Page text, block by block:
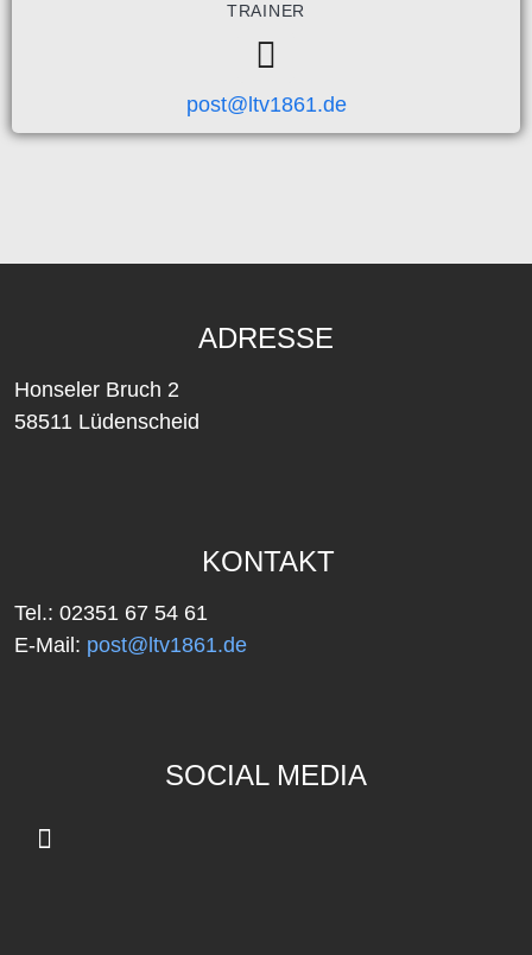
TRAINER
post@ltv1861.de
ADRESSE
Honseler Bruch 2
58511 Lüdenscheid
KONTAKT
Tel.: 02351 67 54 61
E-Mail: post@ltv1861.de
SOCIAL MEDIA